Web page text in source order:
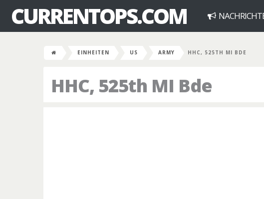
CURRENTOPS.COM
EINHEITEN US ARMY HHC, 525TH MI BDE
HHC, 525th MI Bde